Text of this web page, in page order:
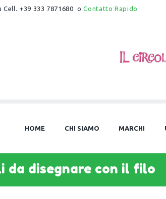
Cell. +39 333 7871680 oContatto Rapido
HOME CHI SIAMO MARCHI
da disegnare con il filo